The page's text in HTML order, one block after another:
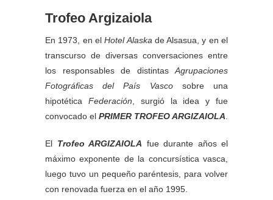
Trofeo Argizaiola
En 1973, en elHotel Alaska de Alsasua, y en el
transcurso de diversas conversaciones entre
los responsables de distintas Agrupaciones
Fotográficas del País Vascosobre una
hipotética Federación , surgió la idea y fue
convocado el PRIMER TROFEO ARGIZAIOLA
El Trofeo ARGIZAIOLA fue durante años el
máximo exponente de la concursística vasca,
luego tuvo un pequeño paréntesis, para volver
con renovada fuerza en el año 1995.